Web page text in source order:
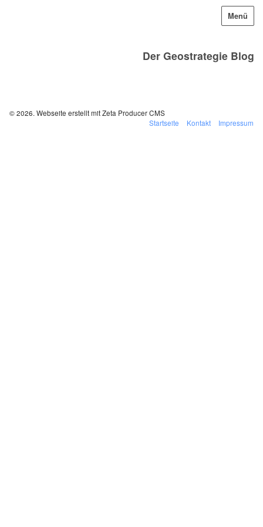
Der Geostrategie Blog
Menü
© 2026. Webseite erstellt mit Zeta Producer CMS
Startseite
Kontakt Impressum